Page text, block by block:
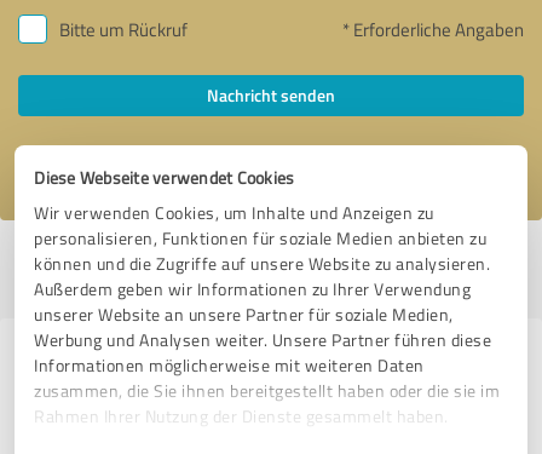
Diese Webseite verwendet Cookies
Wir verwenden Cookies, um Inhalte und Anzeigen zu
personalisieren, Funktionen für soziale Medien anbieten zu
können und die Zugriffe auf unsere Website zu analysieren.
Außerdem geben wir Informationen zu Ihrer Verwendung
unserer Website an unsere Partner für soziale Medien,
Werbung und Analysen weiter. Unsere Partner führen diese
Informationen möglicherweise mit weiteren Daten
zusammen, die Sie ihnen bereitgestellt haben oder die sie im
Rahmen Ihrer Nutzung der Dienste gesammelt haben.
Bitte um Rückruf * Erforderliche Angaben
Nachricht senden
Ich stimme den
Profil aktiv seit 26.05.2022 |Letzte Aktualisierung: 24.06.2024|Profil
melden
Erfahrungen zu weiteren
Anbietern aus dem Bereich